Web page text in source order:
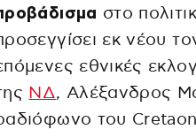
στο
εκ νέου
εθνικές
ΝΔ, Αλέξανδρος
του